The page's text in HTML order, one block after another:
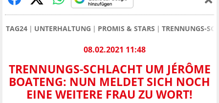
TAG24 UNTERHALTUNG PROMIS & STARS TRENNUNGS-
08.02.2021 11:48
TRENNUNGS-SCHLACHT UM JÉRÔME
BOATENG: NUN MELDET SICH NOCH
EINE WEITERE FRAU ZU WORT!